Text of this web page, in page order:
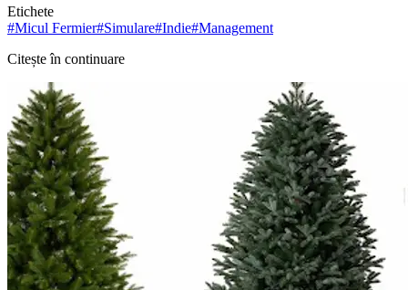
Etichete
#Micul Fermier#Simulare#Indie#Management
Citește în continuare